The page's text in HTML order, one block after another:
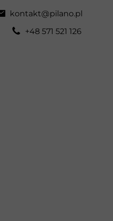
+48 571 521 126
kontakt@pilano.pl